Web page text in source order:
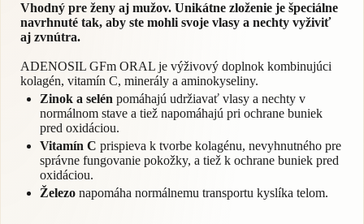
Vhodný pre ženy aj mužov. Unikátne zloženie je špeciálne
navrhnuté tak, aby ste mohli svoje vlasy a nechty vyživiť
aj zvnútra.
ADENOSIL GFm ORAL je výživový doplnok kombinujúci
kolagén, vitamín C, minerály a aminokyseliny.
Zinok a selén pomáhajú udržiavať vlasy a nechty v
normálnom stave a tiež napomáhajú pri ochrane buniek
pred oxidáciou.
Vitamín C prispieva k tvorbe kolagénu, nevyhnutného pre
správne fungovanie pokožky, a tiež k ochrane buniek pred
oxidáciou.
Železo napomáha normálnemu transportu kyslíka telom.